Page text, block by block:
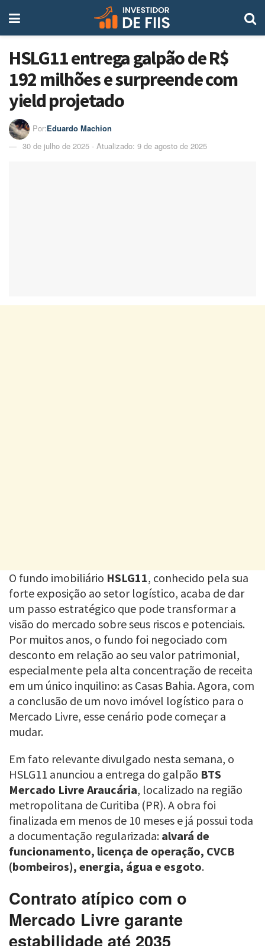
HSLG11 entrega galpão de R$
192 milhões e surpreende com
yield projetado
Por:Eduardo Machion
30 de julho de 2025 - Atualizado: 9 de agosto de 2025
O fundo imobiliário HSLG11, conhecido pela sua
forte exposição ao setor logístico, acaba de dar
um passo estratégico que pode transformar a
visão do mercado sobre seus riscos e potenciais.
Por muitos anos, o fundo foi negociado com
desconto em relação ao seu valor patrimonial,
especialmente pela alta concentração de receita
em um único inquilino: as Casas Bahia. Agora, com
a conclusão de um novo imóvel logístico para o
Mercado Livre, esse cenário pode começar a
mudar.
Em fato relevante divulgado nesta semana, o
HSLG11 anunciou a entrega do galpão BTS
Mercado Livre Araucária, localizado na região
metropolitana de Curitiba (PR). A obra foi
finalizada em menos de 10 meses e já possui toda
a documentação regularizada: alvará de
funcionamento, licença de operação, CVCB
(bombeiros), energia, água e esgoto.
Contrato atípico com o
Mercado Livre garante
estabilidade até 2035